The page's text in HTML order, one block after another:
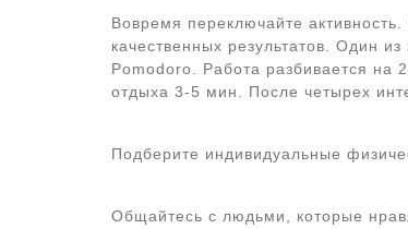
Вовремя переключайте
качественных результатов. Один
Pomodoro. Работа разбивается
отдыха 3-5 мин. После четырех
Подберите индивидуальные
Общайтесь с людьми, которые